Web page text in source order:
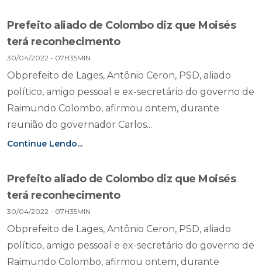
Prefeito aliado de Colombo diz que Moisés
terá reconhecimento
30/04/2022 - 07H35MIN
Obprefeito de Lages, Antônio Ceron, PSD, aliado
político, amigo pessoal e ex-secretário do governo de
Raimundo Colombo, afirmou ontem, durante
reunião do governador Carlos...
Continue Lendo...
Prefeito aliado de Colombo diz que Moisés
terá reconhecimento
30/04/2022 - 07H35MIN
Obprefeito de Lages, Antônio Ceron, PSD, aliado
político, amigo pessoal e ex-secretário do governo de
Raimundo Colombo, afirmou ontem, durante